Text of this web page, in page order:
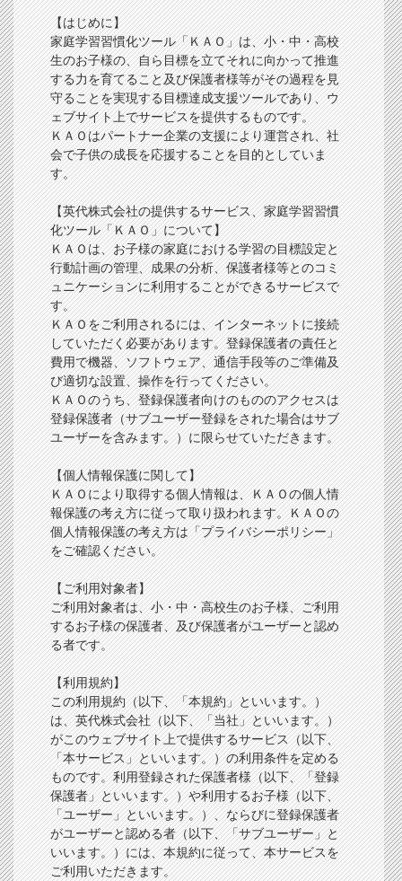
【はじめに】
家庭学習習慣化ツール「ＫＡＯ」は、小・中・高校
生のお子様の、自ら目標を立てそれに向かって推進
する力を育てること及び保護者様等がその過程を見
守ることを実現する目標達成支援ツールであり、ウ
ェブサイト上でサービスを提供するものです。
ＫＡＯはパートナー企業の支援により運営され、社
会で子供の成長を応援することを目的としていま
す。
【英代株式会社の提供するサービス、家庭学習習慣
化ツール「ＫＡＯ」について】
ＫＡＯは、お子様の家庭における学習の目標設定と
行動計画の管理、成果の分析、保護者様等とのコミ
ュニケーションに利用することができるサービスで
す。
ＫＡＯをご利用されるには、インターネットに接続
していただく必要があります。登録保護者の責任と
費用で機器、ソフトウェア、通信手段等のご準備及
び適切な設置、操作を行ってください。
ＫＡＯのうち、登録保護者向けのもののアクセスは
登録保護者（サブユーザー登録をされた場合はサブ
ユーザーを含みます。）に限らせていただきます。
【個人情報保護に関して】
ＫＡＯにより取得する個人情報は、ＫＡＯの個人情
報保護の考え方に従って取り扱われます。ＫＡＯの
個人情報保護の考え方は「プライバシーポリシー」
をご確認ください。
【ご利用対象者】
ご利用対象者は、小・中・高校生のお子様、ご利用
するお子様の保護者、及び保護者がユーザーと認め
る者です。
【利用規約】
この利用規約（以下、「本規約」といいます。）
は、英代株式会社（以下、「当社」といいます。）
がこのウェブサイト上で提供するサービス（以下、
「本サービス」といいます。）の利用条件を定める
ものです。利用登録された保護者様（以下、「登録
保護者」といいます。）や利用するお子様（以下、
「ユーザー」といいます。）、ならびに登録保護者
がユーザーと認める者（以下、「サブユーザー」と
いいます。）には、本規約に従って、本サービスを
ご利用いただきます。